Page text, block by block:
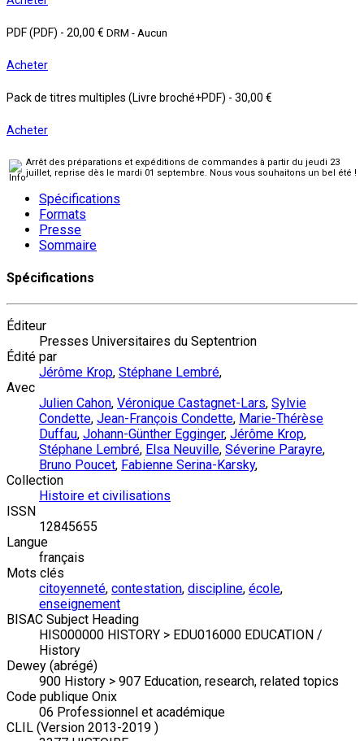
PDF (PDF) - 20,00 € DRM - Aucun
Acheter
Pack de titres multiples (Livre broché+PDF) - 30,00 €
Acheter
Arrêt des préparations et expéditions de commandes à partir du jeudi 23
juillet, reprise dès le mardi 01 septembre. Nous vous souhaitons un bel été !
Spécifications
Formats
Presse
Sommaire
Spécifications
Éditeur
Presses Universitaires du Septentrion
Édité par
Jérôme Krop, Stéphane Lembré,
Avec
Julien Cahon, Véronique Castagnet-Lars, Sylvie
Condette, Jean-François Condette, Marie-Thérèse
Duffau, Johann-Günther Egginger, Jérôme Krop,
Stéphane Lembré, Elsa Neuville, Séverine Parayre,
Bruno Poucet, Fabienne Serina-Karsky,
Collection
Histoire et civilisations
ISSN
12845655
Langue
français
Mots clés
citoyenneté, contestation, discipline, école,
enseignement
BISAC Subject Heading
HIS000000 HISTORY > EDU016000 EDUCATION /
History
Dewey (abrégé)
900 History > 907 Education, research, related topics
Code publique Onix
06 Professionnel et académique
CLIL (Version 2013-2019 )